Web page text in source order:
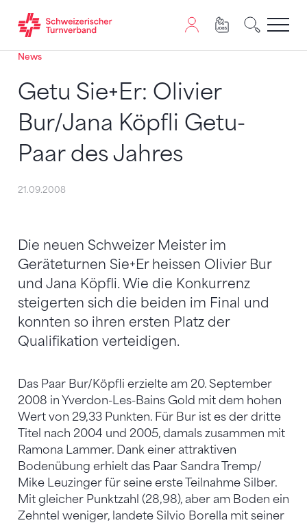
Zum Inhalt springen
Zur Sitemap navigieren
Zum Navigieren dieser Seite wird JavaScript benötigt.
News
Getu Sie+Er: Olivier
Bur/Jana Köpfli Getu-
Paar des Jahres
21.09.2008
Die neuen Schweizer Meister im
Geräteturnen Sie+Er heissen Olivier Bur
und Jana Köpfli. Wie die Konkurrenz
steigerten sich die beiden im Final und
konnten so ihren ersten Platz der
Qualifikation verteidigen.
Das Paar Bur/Köpfli erzielte am 20. September
2008 in Yverdon-Les-Bains Gold mit dem hohen
Wert von 29,33 Punkten. Für Bur ist es der dritte
Titel nach 2004 und 2005, damals zusammen mit
Ramona Lammer. Dank einer attraktiven
Bodenübung erhielt das Paar Sandra Tremp/
Mike Leuzinger für seine erste Teilnahme Silber.
Mit gleicher Punktzahl (28,98), aber am Boden ein
Zehntel weniger, landete Silvio Borella mit seiner